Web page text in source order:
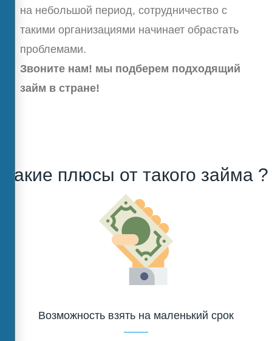
на небольшой период, сотрудничество с
такими организациями начинает обрастать
проблемами.
Звоните нам! мы подберем подходящий
займ в стране!
Какие плюсы от такого займа ?
Возможность взять на маленький срок